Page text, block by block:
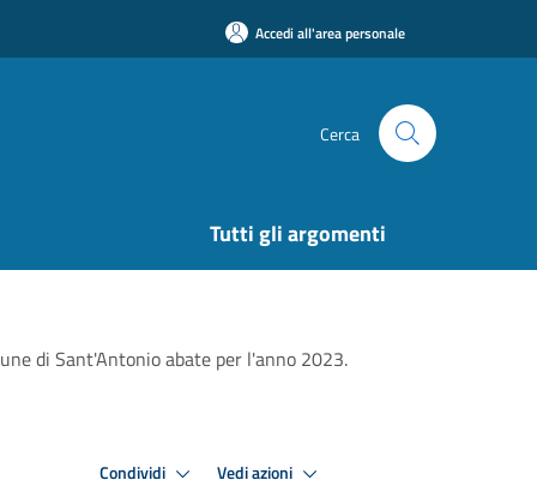
Accedi all'area personale
Cerca
Tutti gli argomenti
di Sant'Antonio abate per l'anno 2023.
Condividi Vedi azioni